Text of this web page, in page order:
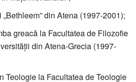
din Atena (1997-2001);
greacă la Facultatea de Filozofie
din Atena-Grecia (1997-
Teologie la Facultatea de Teologie